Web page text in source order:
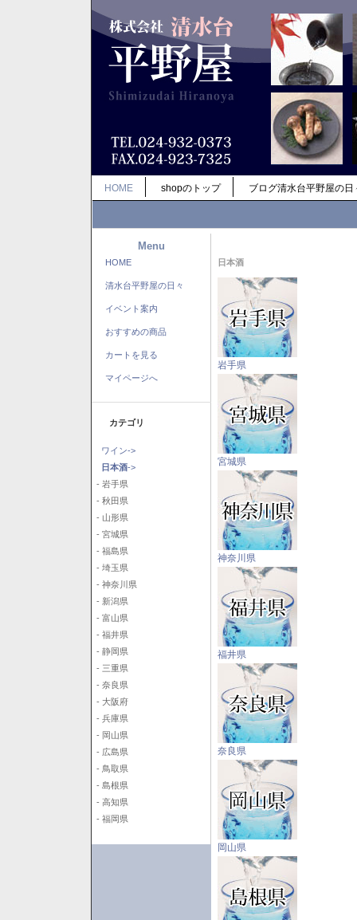
HOME shopのトップ ブログ清水台平野屋の日
Menu
HOME
清水台平野屋の日々
イベント案内
おすすめの商品
カートを見る
マイページへ
カテゴリ
ワイン->
日本酒->
- 岩手県
- 秋田県
- 山形県
- 宮城県
- 福島県
- 埼玉県
- 神奈川県
- 新潟県
- 富山県
- 福井県
- 静岡県
- 三重県
- 奈良県
- 大阪府
- 兵庫県
- 岡山県
- 広島県
- 鳥取県
- 島根県
- 高知県
- 福岡県
日本酒
岩手県
宮城県
神奈川県
福井県
奈良県
岡山県